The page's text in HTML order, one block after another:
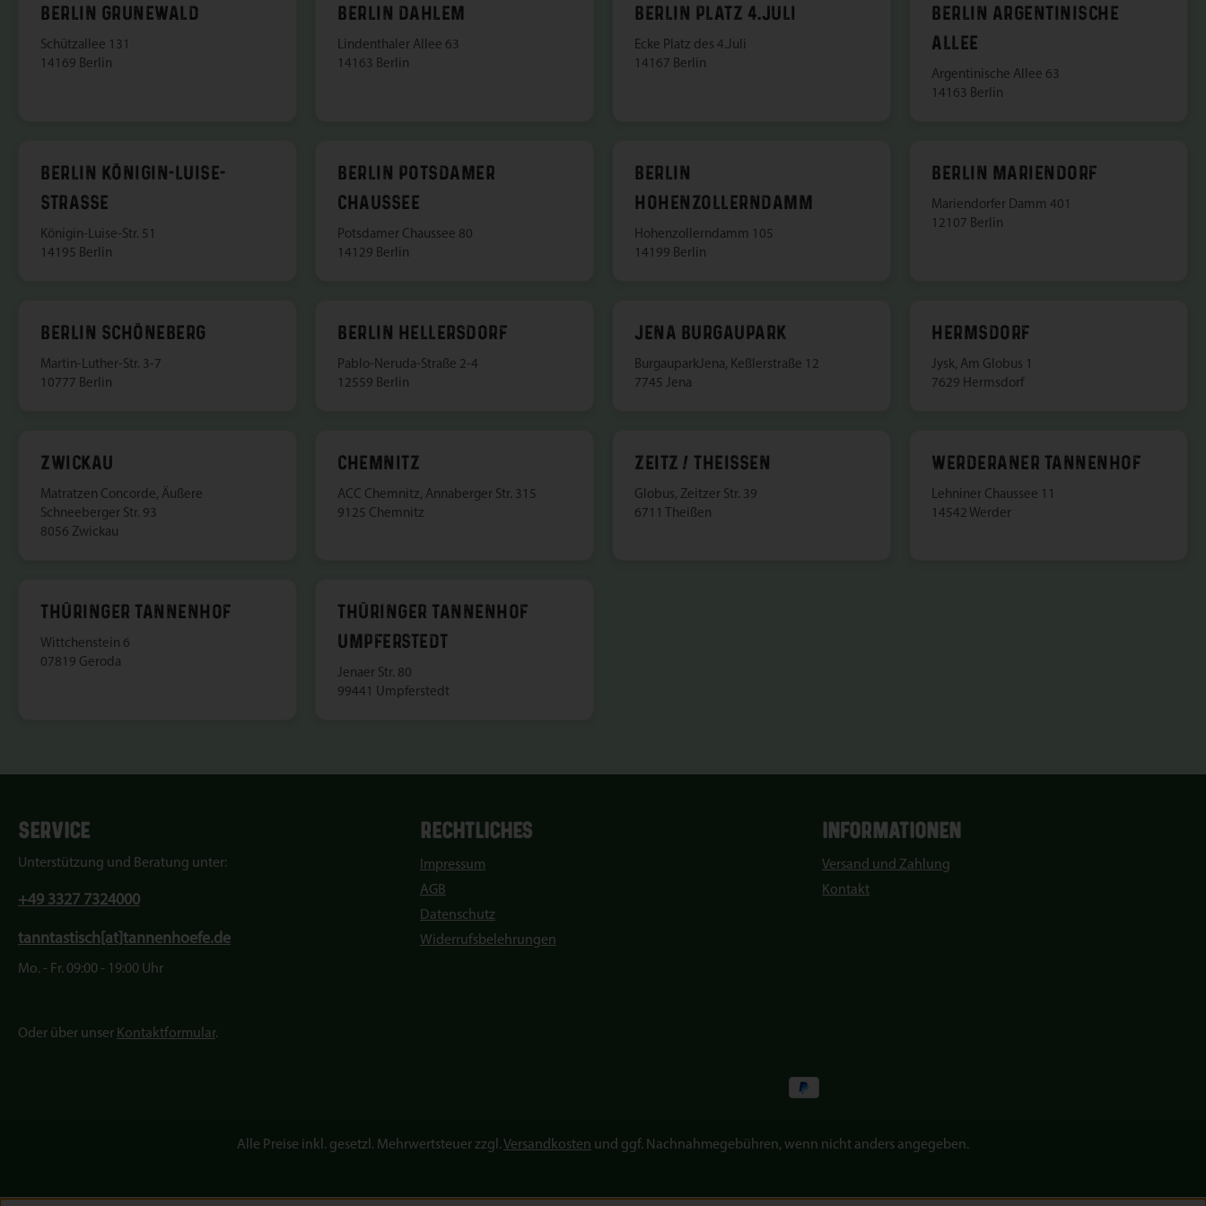
BERLIN GRUNEWALD
Schützallee 131
14169 Berlin
BERLIN DAHLEM
Lindenthaler Allee 63
14163 Berlin
BERLIN PLATZ 4.JULI
Ecke Platz des 4.Juli
14167 Berlin
BERLIN ARGENTINISCHE
ALLEE
Argentinische Allee 63
14163 Berlin
BERLIN KÖNIGIN-LUISE-
STRASSE
Königin-Luise-Str. 51
14195 Berlin
BERLIN POTSDAMER
CHAUSSEE
Potsdamer Chaussee 80
14129 Berlin
BERLIN
HOHENZOLLERNDAMM
Hohenzollerndamm 105
14199 Berlin
BERLIN MARIENDORF
Mariendorfer Damm 401
12107 Berlin
BERLIN SCHÖNEBERG
Martin-Luther-Str. 3-7
10777 Berlin
BERLIN HELLERSDORF
Pablo-Neruda-Straße 2-4
12559 Berlin
JENA BURGAUPARK
BurgauparkJena, Keßlerstraße 12
7745 Jena
HERMSDORF
Jysk, Am Globus 1
7629 Hermsdorf
ZWICKAU
Matratzen Concorde, Äußere
Schneeberger Str. 93
8056 Zwickau
CHEMNITZ
ACC Chemnitz, Annaberger Str. 315
9125 Chemnitz
ZEITZ / THEISSEN
Globus, Zeitzer Str. 39
6711 Theißen
WERDERANER TANNENHOF
Lehniner Chaussee 11
14542 Werder
THÜRINGER TANNENHOF
Wittchenstein 6
07819 Geroda
THÜRINGER TANNENHOF
UMPFERSTEDT
Jenaer Str. 80
99441 Umpferstedt
SERVICE
Unterstützung und Beratung unter:
+49 3327 7324000
tanntastisch[at]tannenhoefe.de
Mo. - Fr. 09:00 - 19:00 Uhr
Oder über unser Kontaktformular.
RECHTLICHES
Impressum
AGB
Datenschutz
Widerrufsbelehrungen
INFORMATIONEN
Versand und Zahlung
Kontakt
Alle Preise inkl. gesetzl. Mehrwertsteuer zzgl. Versandkosten und ggf. Nachnahmegebühren, wenn nicht anders angegeben.